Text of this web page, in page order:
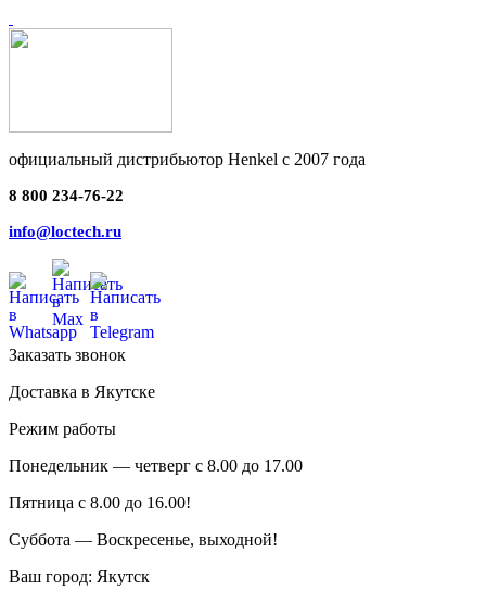
официальный дистрибьютор Henkel с 2007 года
8 800 234-76-22
info@loctech.ru
Заказать звонок
Доставка в Якутске
Режим работы
Понедельник — четверг с 8.00 до 17.00
Пятница с 8.00 до 16.00!
Суббота — Воскресенье, выходной!
Ваш город: Якутск